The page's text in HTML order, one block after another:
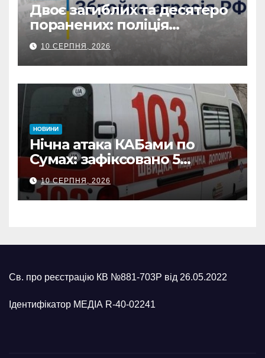
Двоє загиблих та десятеро
поранених: поліція
Сумщини документує
наслідки масованих
ворожих обстрілів
10 СЕРПНЯ, 2026
НОВИНИ
Нічна атака КАБами по
Сумах: зафіксовано 5
влучань, щонайменше
п’ятеро поранених
10 СЕРПНЯ, 2026
Св. про реєстрацію КВ №881-703Р від 26.05.2022
Ідентифікатор МЕДІА R-40-02241